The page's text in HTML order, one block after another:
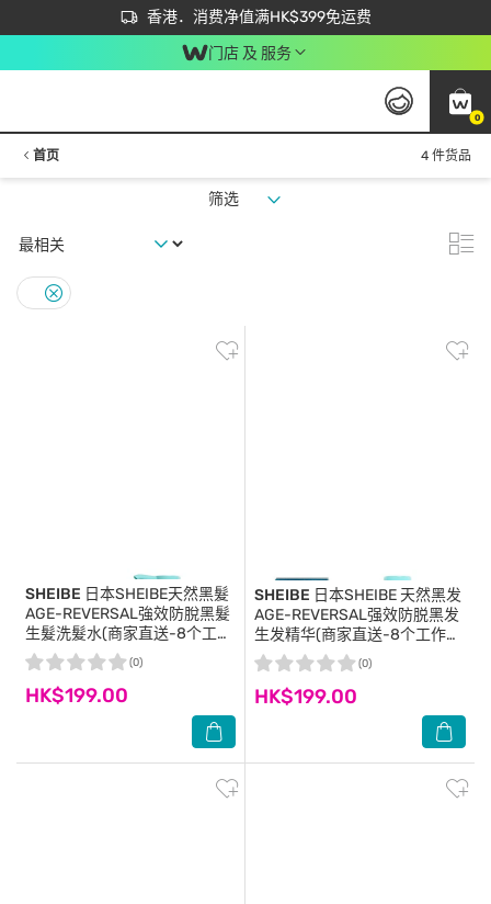
香港．消费净值满HK$399免运费
立即成为易赏钱会员尽享独家优惠
首次APP下单买满$450 输入 NEWAPP 即减$50
门店 及 服务
0
首页 4 件货品
筛选
SHEIBE 日本SHEIBE天然黑髮
AGE-REVERSAL強效防脫黑髮
生髮洗髮水(商家直送-8个工作
天内送到府上;满$599免运)
HK$199.00
(0)
SHEIBE 日本SHEIBE 天然黑发
AGE-REVERSAL强效防脱黑发
生发精华(商家直送-8个工作天
内送到府上;满$599免运)
HK$199.00
(0)